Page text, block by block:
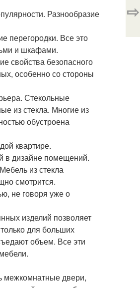
Разнообразие
перегородки. Все это
и шкафами.
свойства безопасного
особенно со стороны
Стекольные
из стекла. Многие из
обустроена
квартире.
в дизайне помещений.
из стекла
смотрится.
не говоря уже о
изделий позволяет
для больших
объем. Все эти
межкомнатные двери,
⇨